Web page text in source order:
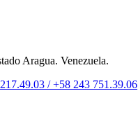
Aragua. Venezuela.
/+58 243 751.39.06